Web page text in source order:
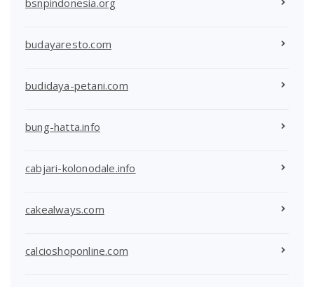
budayaresto.com
budidaya-petani.com
bung-hatta.info
cabjari-kolonodale.info
cakealways.com
calcioshoponline.com